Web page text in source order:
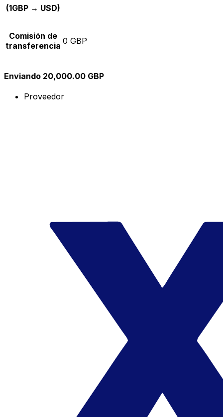
(1GBP → USD)
Comisión de
transferencia 0 GBP
Enviando 20,000.00 GBP
Proveedor